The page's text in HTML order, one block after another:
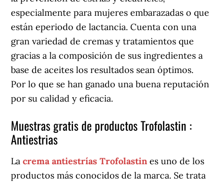
especialmente para mujeres embarazadas o que
están eperiodo de lactancia. Cuenta con una
gran variedad de cremas y tratamientos que
gracias a la composición de sus ingredientes a
base de aceites los resultados sean óptimos.
Por lo que se han ganado una buena reputación
por su calidad y eficacia.
Muestras gratis de productos Trofolastin :
Antiestrias
Lacrema antiestrías Trofolastin es uno de los
productos más conocidos de la marca. Se trata